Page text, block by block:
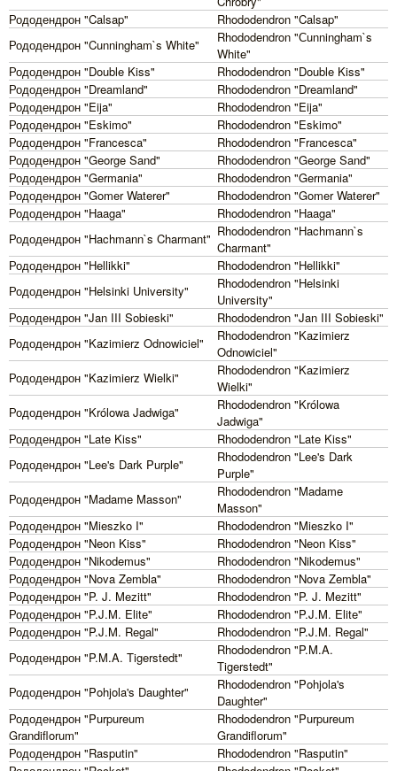
Рододендрон "Calsap"
Rhododendron "Calsap"
Рододендрон "Cunningham`s White"
Rhododendron "Сunningham`s
White"
Рододендрон "Double Kiss"
Rhododendron "Double Kiss"
Рододендрон "Dreamland"
Rhododendron "Dreamland"
Рододендрон "Eija"
Rhododendron "Eija"
Рододендрон "Eskimo"
Rhododendron "Eskimo"
Рододендрон "Francesca"
Rhododendron "Francesca"
Рододендрон "George Sand"
Rhododendron "George Sand"
Рододендрон "Germania"
Rhododendron "Germania"
Рододендрон "Gomer Waterer"
Rhododendron "Gomer Waterer"
Рододендрон "Haaga"
Rhododendron "Haaga"
Рододендрон "Hachmann`s Charmant" Rhododendron "Hachmann`s
Charmant"
Рододендрон "Hellikki"
Rhododendron "Hellikki"
Рододендрон "Helsinki University"
Rhododendron "Helsinki
University"
Рододендрон "Jan III Sobieski"
Rhododendron "Jan III Sobieski"
Рододендрон "Kazimierz Odnowiciel"
Rhododendron "Kazimierz
Odnowiciel"
Рододендрон "Kazimierz Wielki"
Rhododendron "Kazimierz
Wielki"
Рододендрон "Królowa Jadwiga"
Rhododendron "Królowa
Jadwiga"
Рододендрон "Late Kiss"
Rhododendron "Late Kiss"
Рододендрон "Lee's Dark Purple"
Rhododendron "Lee's Dark
Purple"
Рододендрон "Madame Masson"
Rhododendron "Madame
Masson"
Рододендрон "Mieszko I"
Rhododendron "Mieszko I"
Рододендрон "Neon Kiss"
Rhododendron "Neon Kiss"
Рододендрон "Nikodemus"
Rhododendron "Nikodemus"
Рододендрон "Nova Zembla"
Rhododendron "Nova Zembla"
Рододендрон "P. J. Mezitt"
Rhododendron "P. J. Mezitt"
Рододендрон "P.J.M. Elite"
Rhododendron "P.J.M. Elite"
Рододендрон "P.J.M. Regal"
Rhododendron "P.J.M. Regal"
Рододендрон "P.M.A. Tigerstedt"
Rhododendron "P.M.A.
Tigerstedt"
Рододендрон "Pohjola's Daughter"
Rhododendron "Pohjola's
Daughter"
Рододендрон "Purpureum
Grandiflorum"
Rhododendron "Purpureum
Grandiflorum"
Рододендрон "Rasputin"
Rhododendron "Rasputin"